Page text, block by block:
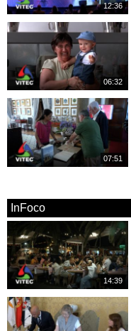
12:36
06:32
07:51
InFoco
14:39